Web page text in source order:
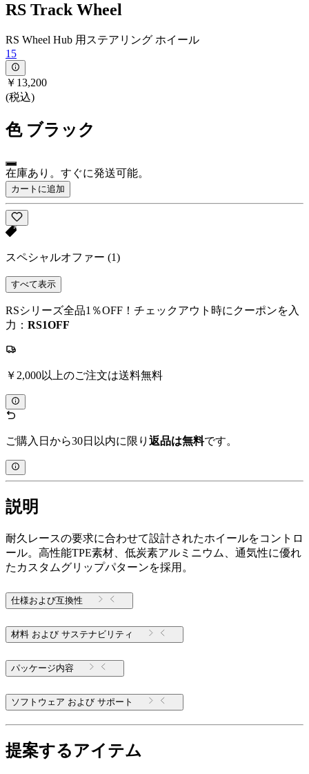
RS Track Wheel
RS Wheel Hub 用ステアリング ホイール
15
￥13,200
(税込)
色 ブラック
在庫あり。すぐに発送可能。
カートに追加
スペシャルオファー (1)
すべて表示
RSシリーズ全品1％OFF！チェックアウト時にクーポンを入
力： RS1OFF
￥2,000以上のご注文は送料無料
ご購入日から30日以内に限り 返品は無料です。
説明
耐久レースの要求に合わせて設計されたホイールをコントロ
ール。高性能TPE素材、低炭素アルミニウム、通気性に優れ
たカスタムグリップパターンを採用。
仕様および互換性
材料 および サステナビリティ
パッケージ内容
ソフトウェア および サポート
提案するアイテム